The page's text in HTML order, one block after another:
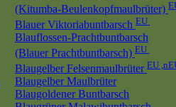
(Kitumba-Beulenkopfmaulbrüter)
Blauer Viktoriabuntbarsch EU
Blauflossen-Prachtbuntbarsch
(Blauer Prachtbuntbarsch) EU
Blaugelber Felsenmaulbrüter EU
Blaugelber Maulbrüter
Blaugoldener Buntbarsch